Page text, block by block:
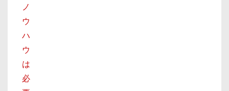
ノ
ウ
ハ
ウ
は
必